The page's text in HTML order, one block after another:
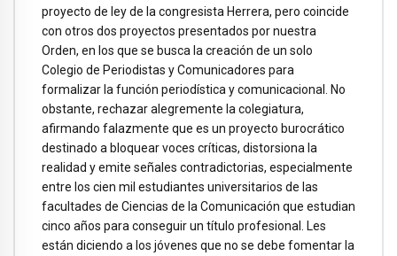
proyecto de ley de la congresista Herrera, pero coincide
con otros dos proyectos presentados por nuestra
Orden, en los que se busca la creación de un solo
Colegio de Periodistas y Comunicadores para
formalizar la función periodística y comunicacional. No
obstante, rechazar alegremente la colegiatura,
afirmando falazmente que es un proyecto burocrático
destinado a bloquear voces críticas, distorsiona la
realidad y emite señales contradictorias, especialmente
entre los cien mil estudiantes universitarios de las
facultades de Ciencias de la Comunicación que estudian
cinco años para conseguir un título profesional. Les
están diciendo a los jóvenes que no se debe fomentar la